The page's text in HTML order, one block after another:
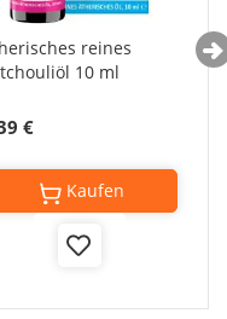
reines
10 ml
€
Add
Kaufen